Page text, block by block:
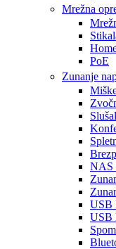
Mrežna
PoE
Zunanje
NAS
USB
USB